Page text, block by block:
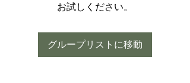
お試しください。
グループリストに移動